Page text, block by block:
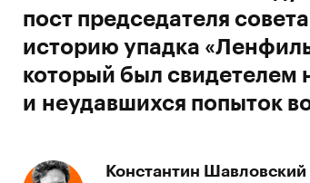
пост председателя
историю упадка
который был свидетелем
и неудавшихся попыток
Константин Шавловский